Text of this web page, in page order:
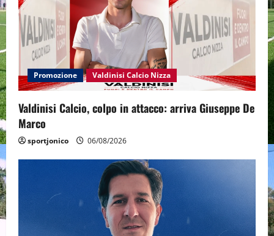
Promozione Valdinisi Calcio Nizza
Valdinisi Calcio, colpo in attacco: arriva Giuseppe De
Marco
sportjonico 06/08/2026